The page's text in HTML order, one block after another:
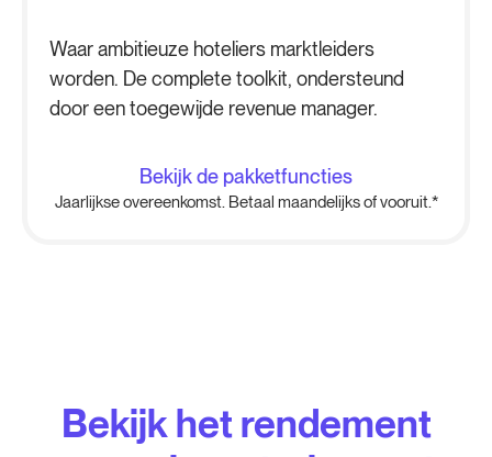
Waar ambitieuze hoteliers marktleiders
worden. De complete toolkit, ondersteund
door een toegewijde revenue manager.
Bekijk de pakketfuncties
Jaarlijkse overeenkomst. Betaal maandelijks of vooruit.*
Bekijk het rendement